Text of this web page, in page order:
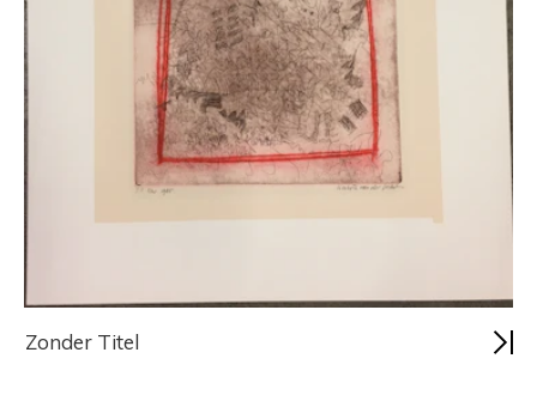
Zonder Titel